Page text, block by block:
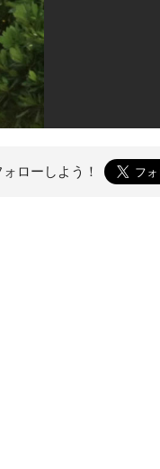
ォローしよう！